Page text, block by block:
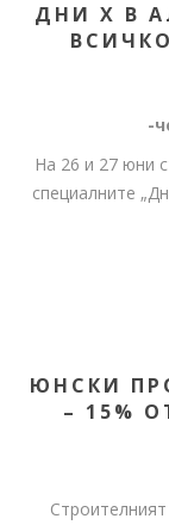
ДНИ X В
-
На 26 и 27 юни
специалните
ЮНСКИ
– 15%